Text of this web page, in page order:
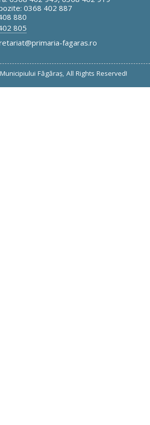
0368 402 887
880
805
fagaras.ro
Făgăraş, All Rights Reserved!